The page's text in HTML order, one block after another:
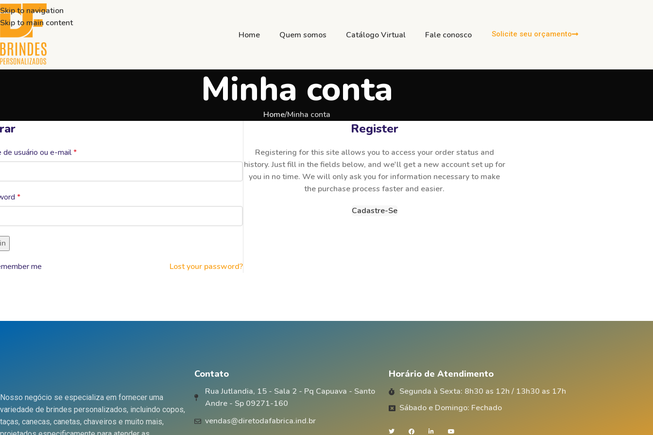
Skip to navigation
Skip to main content
Home
Quem somos Catálogo Virtual Fale conosco Solicite seu orçamento
Minha conta
Home Minha conta
de usuário ou e-mail*
*
Lost your password?
me
Register
Registering for this site allows you to access your order status and
history. Just fill in the fields below, and we'll get a new account set up for
you in no time. We will only ask you for information necessary to make
the purchase process faster and easier.
Cadastre-Se
Nosso negócio se especializa em fornecer uma
variedade de brindes personalizados, incluindo copos,
taças, canecas, canetas, chaveiros e muito mais,
Contato
Rua Jutlandia, 15 - Sala 2 - Pq Capuava - Santo
Andre - Sp 09271-160
vendas@diretodafabrica.ind.br
Horário de Atendimento
Segunda à Sexta: 8h30 as 12h / 13h30 as 17h
Sábado e Domingo: Fechado